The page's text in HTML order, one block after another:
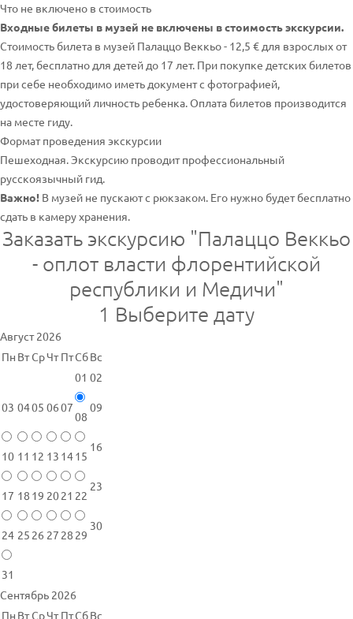
Что не включено в стоимость
Входные билеты в музей не включены в стоимость экскурсии.
Стоимость билета в музей Палаццо Веккьо - 12,5 € для взрослых от
18 лет, бесплатно для детей до 17 лет. При покупке детских билетов
при себе необходимо иметь документ с фотографией,
удостоверяющий личность ребенка. Оплата билетов производится
на месте гиду.
Формат проведения экскурсии
Пешеходная. Экскурсию проводит профессиональный
русскоязычный гид.
Важно! В музей не пускают с рюкзаком. Его нужно будет бесплатно
сдать в камеру хранения.
Заказать экскурсию "Палаццо Веккьо
- оплот власти флорентийской
республики и Медичи"
1 Выберите дату
Август 2026
Пн ВтСрЧт ПтСбВс
01 02
03 0405 0607
08
09
10 11 12 13 1415
16
17 18 19 2021 22
23
24 25 26 27 28 29
30
31
Сентябрь 2026
Пн ВтСрЧт ПтСбВс